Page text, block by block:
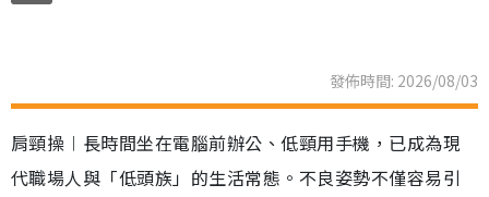
發佈時間: 2026/08/03
肩頸操︱長時間坐在電腦前辦公、低頸用手機，已成為現
代職場人與「低頭族」的生活常態。不良姿勢不僅容易引